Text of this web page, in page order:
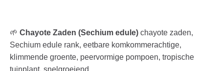
🌱 Chayote Zaden (Sechium edule) chayote zaden,
Sechium edule rank, eetbare komkommerachtige,
klimmende groente, peervormige pompoen, tropische
tuinplant, snelgroeiend